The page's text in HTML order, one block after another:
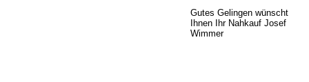
Gutes Gelingen wünscht
Ihnen Ihr Nahkauf Josef
Wimmer